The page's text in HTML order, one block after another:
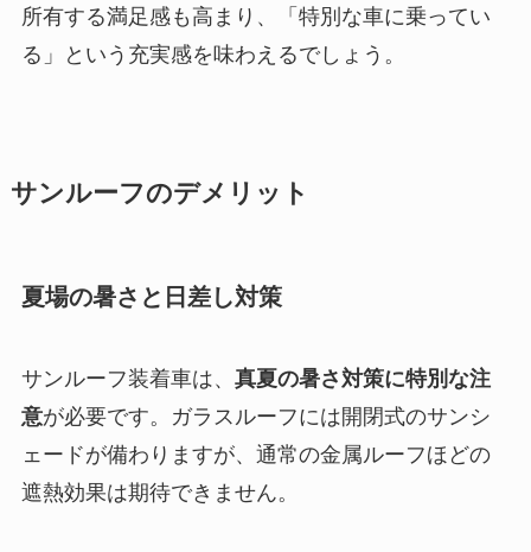
所有する満足感も高まり、「特別な車に乗ってい
る」という充実感を味わえるでしょう。
サンルーフのデメリット
夏場の暑さと日差し対策
サンルーフ装着車は、 真夏の暑さ対策に特別な注
意が必要です。ガラスルーフには開閉式のサンシ
ェードが備わりますが、通常の金属ルーフほどの
遮熱効果は期待できません。